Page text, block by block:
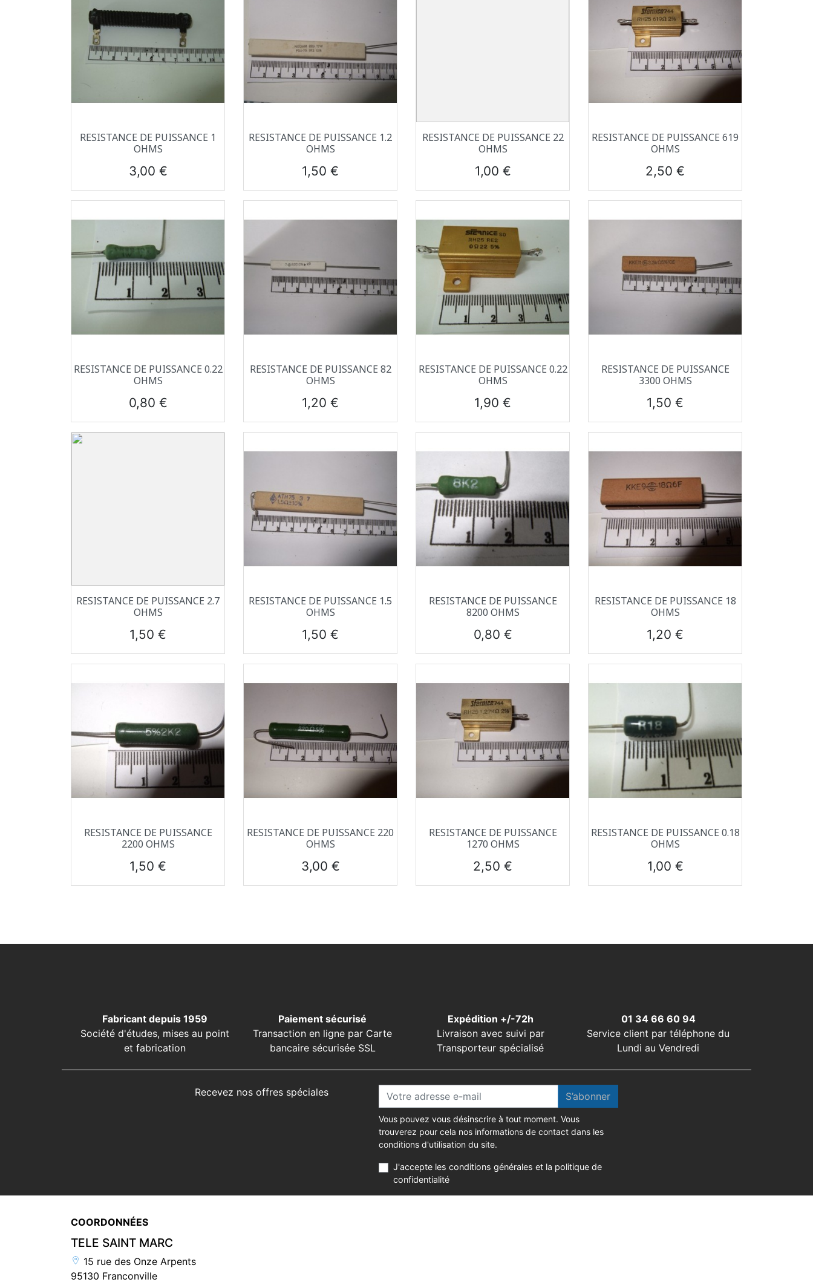
Aperçu rapide
RESISTANCE DE PUISSANCE 1
OHMS
Prix
3,00 €
Aperçu rapide
RESISTANCE DE PUISSANCE 1.2
OHMS
Prix
1,50 €
Aperçu rapide
RESISTANCE DE PUISSANCE 22
OHMS
Prix
1,00 €
Aperçu rapide
RESISTANCE DE PUISSANCE 619
OHMS
Prix
2,50 €
Aperçu rapide
RESISTANCE DE PUISSANCE 0.22
OHMS
Prix
0,80 €
Aperçu rapide
RESISTANCE DE PUISSANCE 82
OHMS
Prix
1,20 €
Aperçu rapide
RESISTANCE DE PUISSANCE 0.22
OHMS
Prix
1,90 €
 Aperçu rapide
RESISTANCE DE PUISSANCE
3300 OHMS
Prix
1,50 €
Aperçu rapide
RESISTANCE DE PUISSANCE 2.7
OHMS
Prix
1,50 €
Aperçu rapide
RESISTANCE DE PUISSANCE 1.5
OHMS
Prix
1,50 €
 Aperçu rapide
RESISTANCE DE PUISSANCE
8200 OHMS
Prix
0,80 €
Aperçu rapide
RESISTANCE DE PUISSANCE 18
OHMS
Prix
1,20 €
 Aperçu rapide
RESISTANCE DE PUISSANCE
2200 OHMS
Prix
1,50 €
Aperçu rapide
RESISTANCE DE PUISSANCE 220
OHMS
Prix
3,00 €
 Aperçu rapide
RESISTANCE DE PUISSANCE
1270 OHMS
Prix
2,50 €
Aperçu rapide
RESISTANCE DE PUISSANCE 0.18
OHMS
Prix
1,00 €
Fabricant depuis 1959
Société d'études, mises au point
et fabrication
Paiement sécurisé
Transaction en ligne par Carte
bancaire sécurisée SSL
Expédition +/-72h
Livraison avec suivi par
Transporteur spécialisé
01 34 66 60 94
Service client par téléphone du
Lundi au Vendredi
Recevez nos offres spéciales S’abonner
Vous pouvez vous désinscrire à tout moment. Vous
trouverez pour cela nos informations de contact dans les
conditions d'utilisation du site.
J'accepte les conditions générales et la politique de
confidentialité
COORDONNÉES
TELE SAINT MARC
15 rue des Onze Arpents
95130 Franconville